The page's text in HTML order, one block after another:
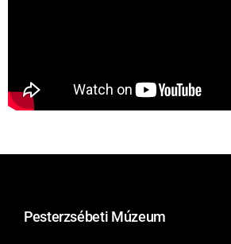
Pesterzsébeti Múzeum